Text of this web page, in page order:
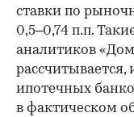
ставки по
0,5–0,74 п.п.
аналитиков
рассчитывается,
ипотечных
в фактическом